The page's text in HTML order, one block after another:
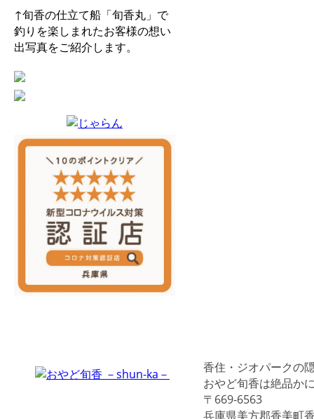
↑旬香の仕立て船「旬香丸」で
釣りを楽しまれたお客様の想い
出写真をご紹介します。
香住・ジオパークの
おやど旬香は絶品か
〒669-6563
兵庫県美方郡香美町